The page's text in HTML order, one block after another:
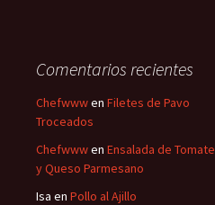
Comentarios recientes
Chefwwwen Filetes de Pavo
Troceados
Chefwwwen Ensalada de Tomate
y Queso Parmesano
Isa en Pollo al Ajillo